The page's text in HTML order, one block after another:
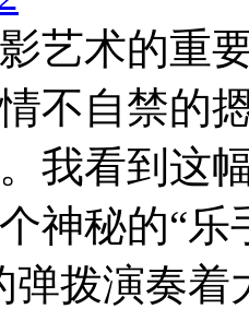
艺术的重
不自禁的
我看到这
神秘的“乐
弹拨演奏